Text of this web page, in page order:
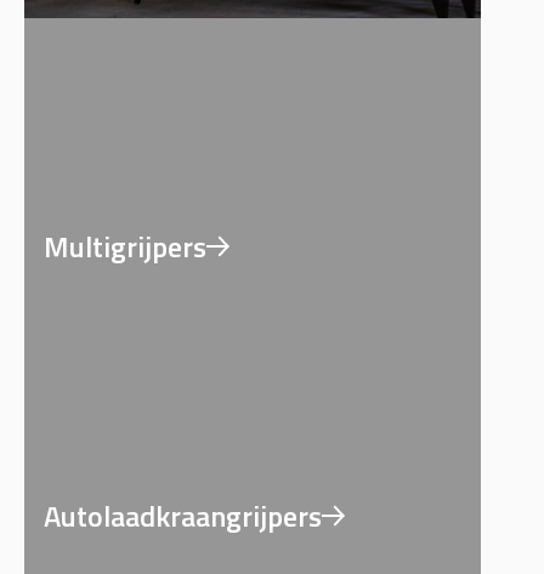
Multigrijpers
Autolaadkraangrijpers